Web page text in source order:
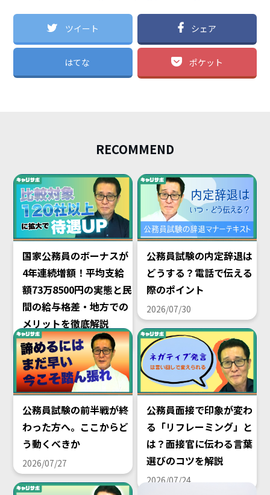
ツイート シェア
はてな ポケット
RECOMMEND
国家公務員のボーナスが
4年連続増額！平均支給
額73万8500円の実態と民
間の給与格差・地方での
メリットを徹底解説
2026/08/02
公務員試験の内定辞退は
どうする？電話で伝える
際のポイント
2026/07/30
公務員試験の前半戦が終
わった方へ。ここからど
う動くべきか
2026/07/27
公務員面接で印象が変わ
る「リフレーミング」と
は？面接官に伝わる言葉
選びのコツを解説
2026/07/24